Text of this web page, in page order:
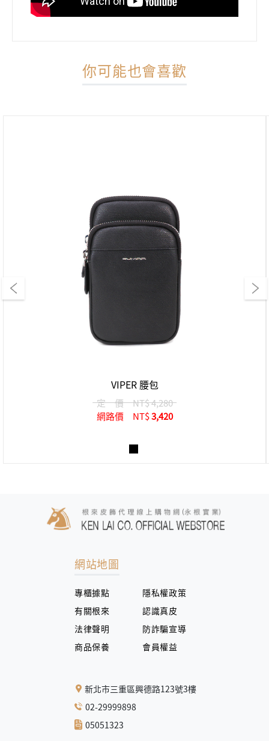
你可能也會喜歡
VIPER 腰包
定 價NT$ 4,280
網路價
NT$3,420
網站地圖
專櫃據點
隱私權政策
有關根來
認識真皮
法律聲明
防詐騙宣導
商品保養
會員權益
新北市三重區興德路123號3樓
02-29999898
05051323